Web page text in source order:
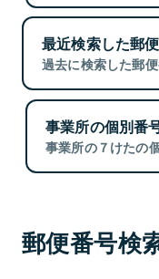
最近検索した郵
過去に検索した郵
事業所の個別番
事業所の７けたの
郵便番号検